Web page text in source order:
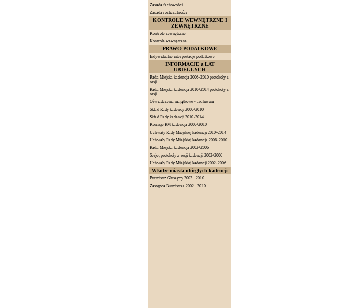
Zasada fachowości
Zasada rozliczalności
KONTROLE WEWNĘTRZNE I
ZEWNĘTRZNE
Kontrole zewnętrzne
Kontrole wewnętrzne
PRAWO PODATKOWE
Indywidualne interpretacje podatkowe
INFORMACJE z LAT
UBIEGŁYCH
Rada Miejska kadencja 2006÷2010 protokoły z
sesji
Rada Miejska kadencja 2010÷2014 protokoły z
sesji
Oświadczenia majątkowe - archiwum
Skład Rady kadencji 2006÷2010
Skład Rady kadencji 2010÷2014
Komisje RM kadencja 2006÷2010
Uchwały Rady Miejskiej kadencji 2010÷2014
Uchwały Rady Miejskiej kadencja 2006÷2010
Rada Miejska kadencja 2002÷2006
Sesje, protokoły z sesji kadencji 2002÷2006
Uchwały Rady Miejskiej kadencji 2002÷2006
Władze miasta ubiegłych kadencji
Burmistrz Głuszycy 2002 - 2010
Zastępca Burmistrza 2002 - 2010